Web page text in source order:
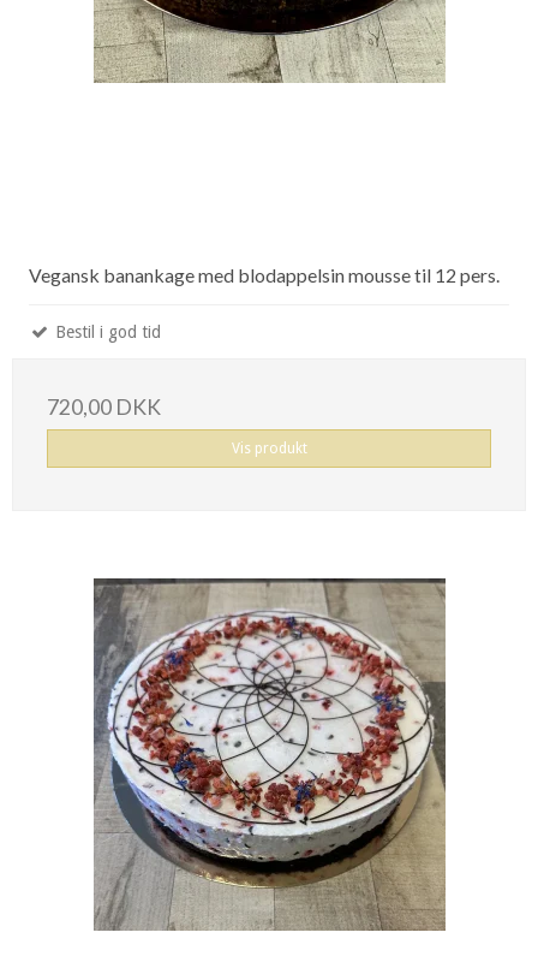
Vegansk banankage med blodappelsin mousse til 12 pers.
Bestil i god tid
720,00 DKK
Vis produkt